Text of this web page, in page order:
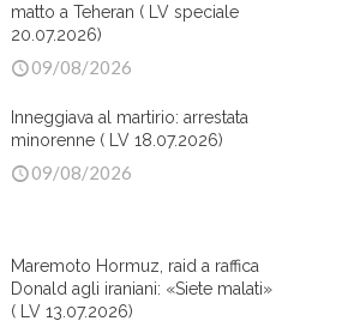
matto a Teheran ( LV speciale
20.07.2026)
09/08/2026
Inneggiava al martirio: arrestata
minorenne ( LV 18.07.2026)
09/08/2026
Maremoto Hormuz, raid a raffica
Donald agli iraniani: «Siete malati»
( LV 13.07.2026)